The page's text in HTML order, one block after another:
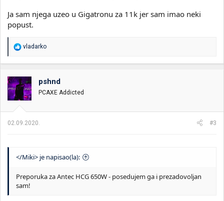
Ja sam njega uzeo u Gigatronu za 11k jer sam imao neki
popust.
R
a
o
v
a
n
:
vladarko
pshnd
PCAXE Addicted
02.09.2020. #3
</Miki> je napisao(la):
Preporuka za Antec HCG 650W - posedujem ga i prezadovoljan
sam!